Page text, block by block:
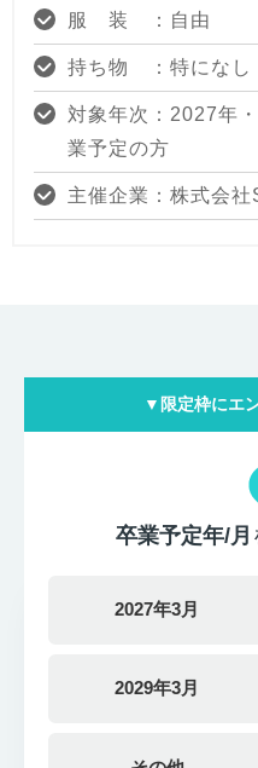
服 装 ：自由
持ち物 ：特になし
対象年次：2027年
業予定の方
主催企業：株式会
▼限定枠にエ
卒業予定年/月
2027年3月
2029年3月